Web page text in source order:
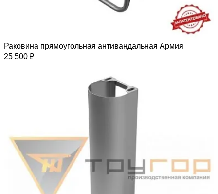
Раковина прямоугольная антивандальная Армия
25 500 ₽